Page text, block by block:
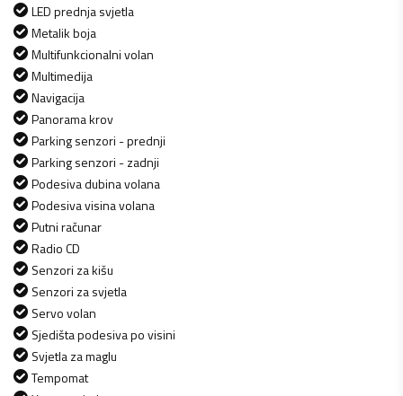
LED prednja svjetla
Metalik boja
Multifunkcionalni volan
Multimedija
Navigacija
Panorama krov
Parking senzori - prednji
Parking senzori - zadnji
Podesiva dubina volana
Podesiva visina volana
Putni računar
Radio CD
Senzori za kišu
Senzori za svjetla
Servo volan
Sjedišta podesiva po visini
Svjetla za maglu
Tempomat